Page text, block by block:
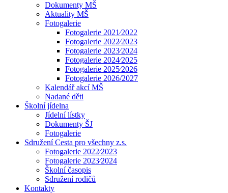
Dokumenty MŠ
Aktuality MŠ
Fotogalerie
Fotogalerie 2021⁄2022
Fotogalerie 2022⁄2023
Fotogalerie 2023⁄2024
Fotogalerie 2024⁄2025
Fotogalerie 2025⁄2026
Fotogalerie 2026/2027
Kalendář akcí MŠ
Nadané děti
Školní jídelna
Jídelní lístky
Dokumenty ŠJ
Fotogalerie
Sdružení Cesta pro všechny z.s.
Fotogalerie 2022⁄2023
Fotogalerie 2023⁄2024
Školní časopis
Sdružení rodičů
Kontakty